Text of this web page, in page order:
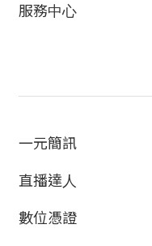
服務中心
一元簡訊
直播達人
數位憑證